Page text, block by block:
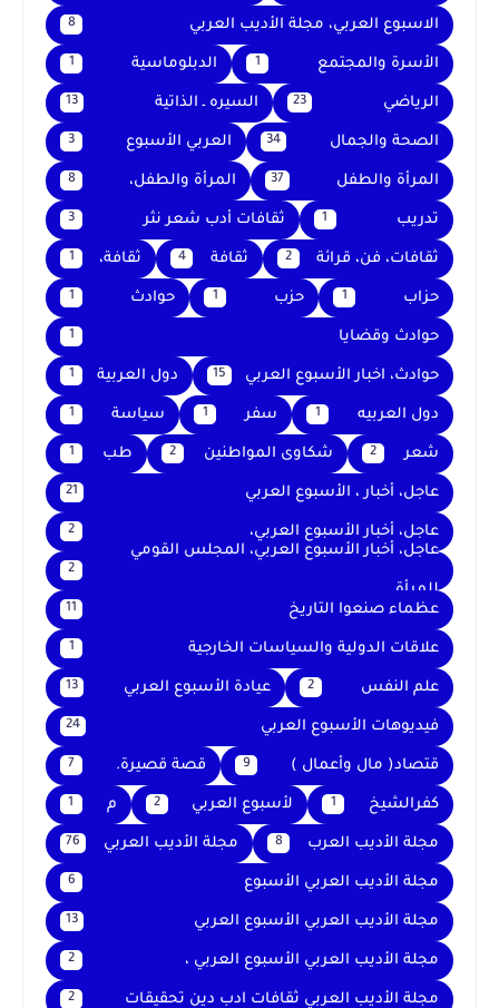
الاسبوع العربي، مجلة الأديب العربي 8
الأسرة والمجتمع 1 الدبلوماسية 1
الرياضي 23 السيره ـ الذاتية 13
الصحة والجمال 34 العربي الأسبوع 3
المرأة والطفل 37 المرأة والطفل، 8
تدريب 1 ثقافات أدب شعر نثر 3
ثقافات، فن، قرائة 2 ثقافة 4 ثقافة، 1
حزاب 1 حزب 1 حوادث 1
حوادث وقضايا 1
حوادث، اخبار الأسبوع العربي 15 دول العربية 1
دول العربيه 1 سفر 1 سياسة 1
شعر 2 شكاوى المواطنين 2 طب 1
عاجل، أخبار ، الأسبوع العربي 21
عاجل، أخبار الأسبوع العربي، 2
عاجل، أخبار الأسبوع العربي، المجلس القومي
للمرأة
2
عظماء صنعوا التاريخ 11
علاقات الدولية والسياسات الخارجية 1
علم النفس 2 عيادة الأسبوع العربي 13
فيديوهات الأسبوع العربي 24
قتصاد( مال وأعمال ) 9 قصة قصيرة. 7
كفرالشيخ 1 لأسبوع العربي 2 م 1
مجلة الأديب العرب 8 مجلة الأديب العربي 76
مجلة الأديب العربي الأسبوع 6
مجلة الأديب العربي الأسبوع العربي 13
مجلة الأديب العربي الأسبوع العربي ، 2
مجلة الأديب العربي ثقافات ادب دين تحقيقات 2